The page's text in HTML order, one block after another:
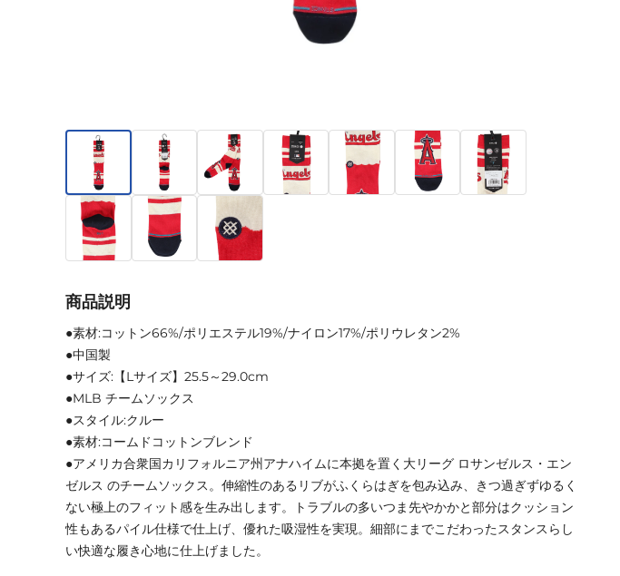
商品説明
●素材:コットン66%/ポリエステル19%/ナイロン17%/ポリウレタン2%
●中国製
●サイズ:【Lサイズ】25.5～29.0cm
●MLB チームソックス
●スタイル:クルー
●素材:コームドコットンブレンド
●アメリカ合衆国カリフォルニア州アナハイムに本拠を置く大リーグ ロサンゼルス・エン
ゼルス のチームソックス。伸縮性のあるリブがふくらはぎを包み込み、きつ過ぎずゆるく
ない極上のフィット感を生み出します。トラブルの多いつま先やかかと部分はクッション
性もあるパイル仕様で仕上げ、優れた吸湿性を実現。細部にまでこだわったスタンスらし
い快適な履き心地に仕上げました。